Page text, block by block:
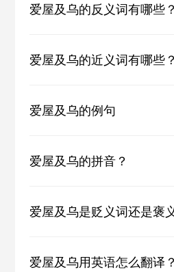
爱屋及乌的反义词有哪些？
爱屋及乌的近义词有哪些？
爱屋及乌的例句
爱屋及乌的拼音？
爱屋及乌是贬义词还是褒
爱屋及乌用英语怎么翻译？